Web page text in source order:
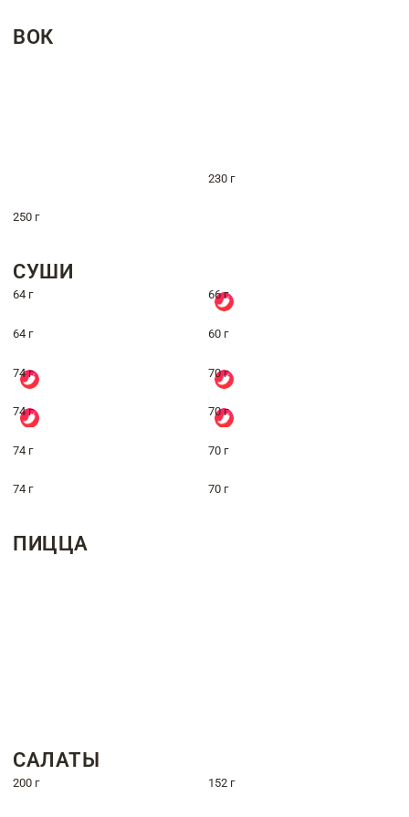
ВОК
230 г
250 г
СУШИ
64 г 66 г
64 г 60 г
74 г 70 г
74 г 70 г
74 г 70 г
74 г 70 г
ПИЦЦА
САЛАТЫ
200 г 152 г